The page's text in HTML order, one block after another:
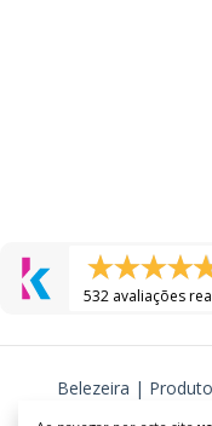
532 avaliações
Belezeira |